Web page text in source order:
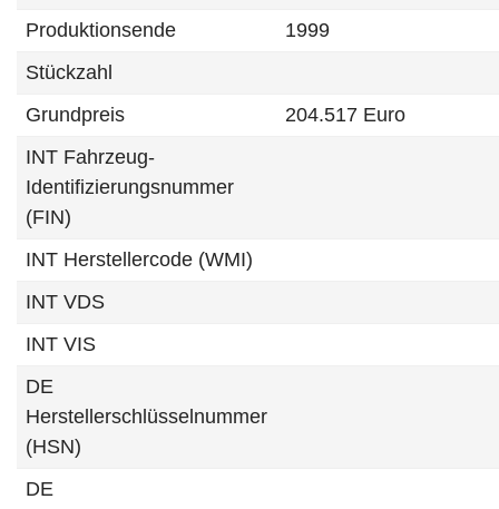
Produktionsende
1999
Stückzahl
Grundpreis
204.517 Euro
INT Fahrzeug-
Identifizierungsnummer
(FIN)
INT Herstellercode (WMI)
INT VDS
INT VIS
DE
Herstellerschlüsselnummer
(HSN)
DE